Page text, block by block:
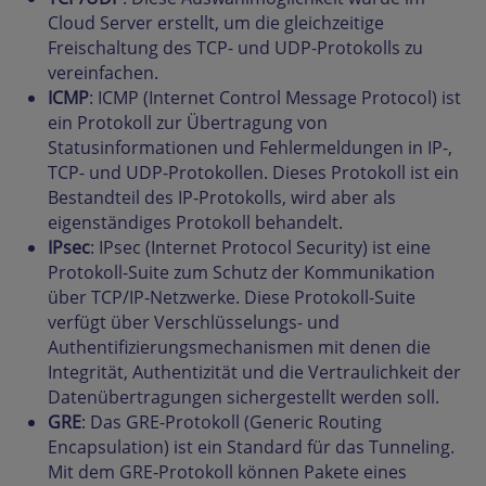
Cloud Server erstellt, um die gleichzeitige
Freischaltung des TCP- und UDP-Protokolls zu
vereinfachen.
ICMP: ICMP (Internet Control Message Protocol) ist
ein Protokoll zur Übertragung von
Statusinformationen und Fehlermeldungen in IP-,
TCP- und UDP-Protokollen. Dieses Protokoll ist ein
Bestandteil des IP-Protokolls, wird aber als
eigenständiges Protokoll behandelt.
IPsec: IPsec (Internet Protocol Security) ist eine
Protokoll-Suite zum Schutz der Kommunikation
über TCP/IP-Netzwerke. Diese Protokoll-Suite
verfügt über Verschlüsselungs- und
Authentifizierungsmechanismen mit denen die
Integrität, Authentizität und die Vertraulichkeit der
Datenübertragungen sichergestellt werden soll.
GRE: Das GRE-Protokoll (Generic Routing
Encapsulation) ist ein Standard für das Tunneling.
Mit dem GRE-Protokoll können Pakete eines